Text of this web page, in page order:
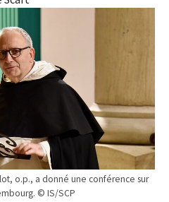
o.p., a donné une conférence sur
© IS/SCP